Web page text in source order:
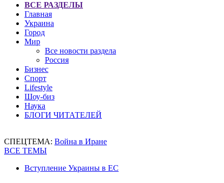
ВСЕ РАЗДЕЛЫ
Главная
Украина
Город
Мир
Все новости раздела
Россия
Бизнес
Спорт
Lifestyle
Шоу-биз
Наука
БЛОГИ ЧИТАТЕЛЕЙ
СПЕЦТЕМА: Война в Иране
ВСЕ ТЕМЫ
Вступление Украины в ЕС